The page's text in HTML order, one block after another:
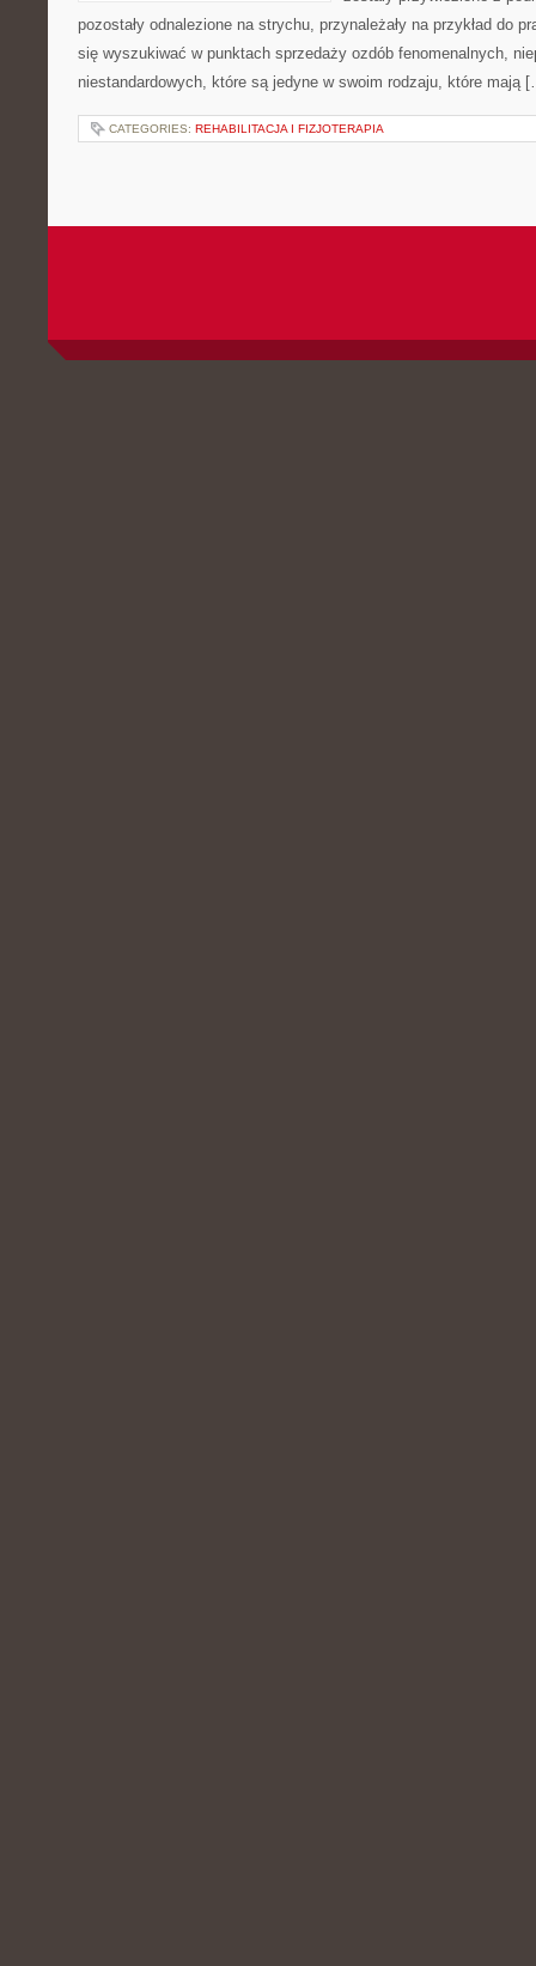
pozostały odnalezione na strychu, przynależały na przykład do
się wyszukiwać w punktach sprzedaży ozdób fenomenalnych,
niestandardowych, które są jedyne w swoim rodzaju, które mają
CATEGORIES: REHABILITACJA I FIZJOTERAPIA